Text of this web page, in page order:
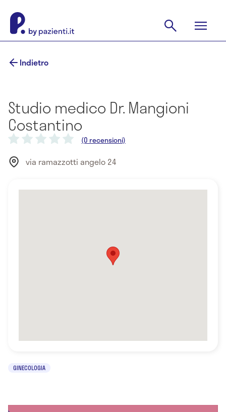
Indietro
Studio medico Dr. Mangioni
Costantino
(0 recensioni)
via ramazzotti angelo 24
GINECOLOGIA